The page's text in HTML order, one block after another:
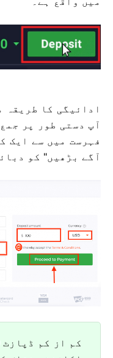
آپ دستی طور پر
فہرست میں سے ایک
آگے بڑھیں" کو